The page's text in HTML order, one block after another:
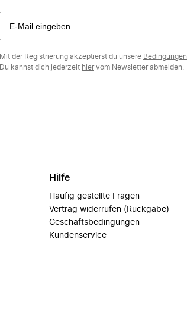
Mit der Registrierung akzeptierst du unsere Bedingungen
Du kannst dich jederzeit hiervom Newsletter abmelden.
Hilfe
Häufig gestellte Fragen
Vertrag widerrufen (Rückgabe)
Geschäftsbedingungen
Kundenservice